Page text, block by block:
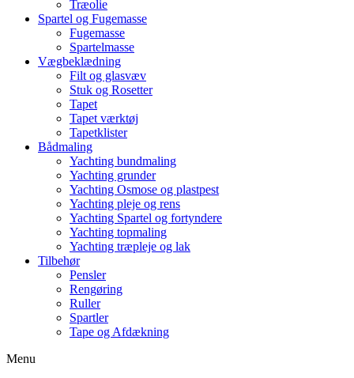
Træolie
Spartel og Fugemasse
Fugemasse
Spartelmasse
Vægbeklædning
Filt og glasvæv
Stuk og Rosetter
Tapet
Tapet værktøj
Tapetklister
Bådmaling
Yachting bundmaling
Yachting grunder
Yachting Osmose og plastpest
Yachting pleje og rens
Yachting Spartel og fortyndere
Yachting topmaling
Yachting træpleje og lak
Tilbehør
Pensler
Rengøring
Ruller
Spartler
Tape og Afdækning
Menu